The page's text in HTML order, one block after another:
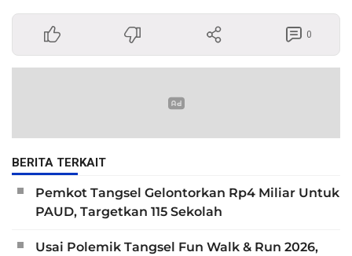
0
BERITA TERKAIT
Pemkot Tangsel Gelontorkan Rp4 Miliar Untuk
PAUD, Targetkan 115 Sekolah
Usai Polemik Tangsel Fun Walk & Run 2026,